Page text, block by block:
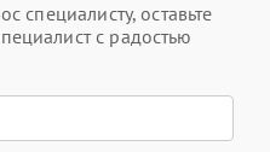
специалисту, оставьте
с радостью